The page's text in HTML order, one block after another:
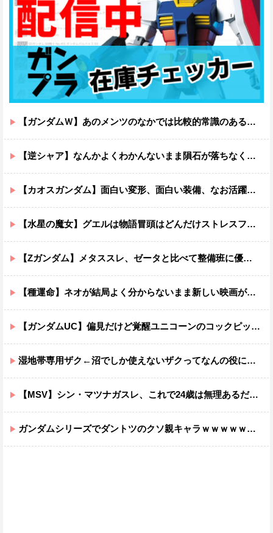
【ガンダムＷ】あのメンツのなかでは比較的常識のあるほうなのがデュオだよね
【逆シャア】なんかよくわかんないまま隕石が落ちなくていい感じに終わった作品ｗｗｗｗｗｗ
【カオスガンダム】面白い変形、面白い装備、なお活躍…
【水星の魔女】グエルは物語冒頭はどんだけストレスフルだったんだよ…ってなる
【Zガンダム】メタススレ、ゼータと比べて整備班に優しそう
【種運命】ネオが結局よく分からないまま新しい映画が終わった後ももやもやしてる
【ガンダムUC】偏見だけど覚醒ユニコーンのコックピットってエアコンの効きが強そうでいいよね
湿地帯専用ザク←沼でしか使えないザクってなんの役に立つ設定なんだ？
【MSV】シン・マツナガスレ、これで24歳は無理あるだろ…
ガンダムシリーズでダントツのクソ親キャラｗｗｗｗｗｗｗｗｗｗｗｗ